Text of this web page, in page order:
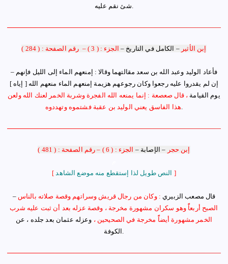
شئ نقم عليه.
إبن الأثير – الكامل في التاريخ – الجزء : ( 3 ) – رقم الصفحة : ( 284 )
– فأعاد الوليد وعبد الله بن سعد مقالتهما وقالا : إمنعهم الماء إلى الليل فإنهم
إن لم يقدروا عليه رجعوا وكان رجوعهم هزيمة إمنعهم الماء منعهم الله [ إياه ]
يوم القيامة ، قال صعصعة : إنما يمنعه الله الفجرة وشربة الخمر لعنك الله ولعن
هذا الفاسق يعني الوليد بن عقبة فشتموه وتهددوه.
إبن حجر – الإصابة – الجزء : ( 6 ) – رقم الصفحة : ( 481 )
[ النص طويل لذا إستقطع منه موضع الشاهد ]
– قال مصعب الزبيري : وكان من رجال قريش وسراتهم وقصة صلاته بالناس
الصبح أربعاًً وهو سكران مشهورة مخرجة ، وقصة عزله بعد أن ثبت عليه شرب
الخمر مشهورة أيضاًً مخرجة في الصحيحين ، وعزله عثمان بعد جلده ، عن
الكوفة.